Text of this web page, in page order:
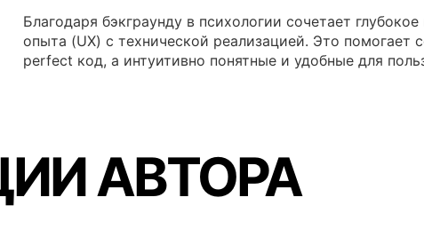
Благодаря бэкграунду в психологии сочетает
опыта (UX) с технической реализацией. Это помогает
perfect код, а интуитивно понятные и удобные для
АВТОРА